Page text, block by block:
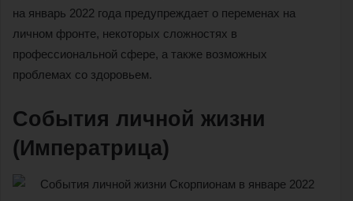
на январь 2022 года предупреждает о переменах на
личном фронте, некоторых сложностях в
профессиональной сфере, а также возможных
проблемах со здоровьем.
События личной жизни
(Императрица)